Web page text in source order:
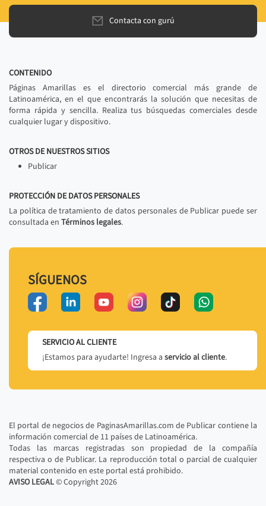
Contacta con gurú
CONTENIDO
Páginas Amarillas es el directorio comercial más grande de
Latinoamérica, en el que encontrarás la solución que necesitas de
forma rápida y sencilla. Realiza tus búsquedas comerciales desde
cualquier lugar y dispositivo.
OTROS DE NUESTROS SITIOS
Publicar
PROTECCIÓN DE DATOS PERSONALES
La política de tratamiento de datos personales de Publicar puede ser
consultada en Términos legales.
SÍGUENOS
SERVICIO AL CLIENTE
¡Estamos para ayudarte! Ingresa a servicio al cliente.
El portal de negocios de PaginasAmarillas.com de Publicar contiene la
información comercial de 11 países de Latinoamérica.
Todas las marcas registradas son propiedad de la compañía
respectiva o de Publicar. La reproducción total o parcial de cualquier
material contenido en este portal está prohibido.
AVISO LEGAL© Copyright2026